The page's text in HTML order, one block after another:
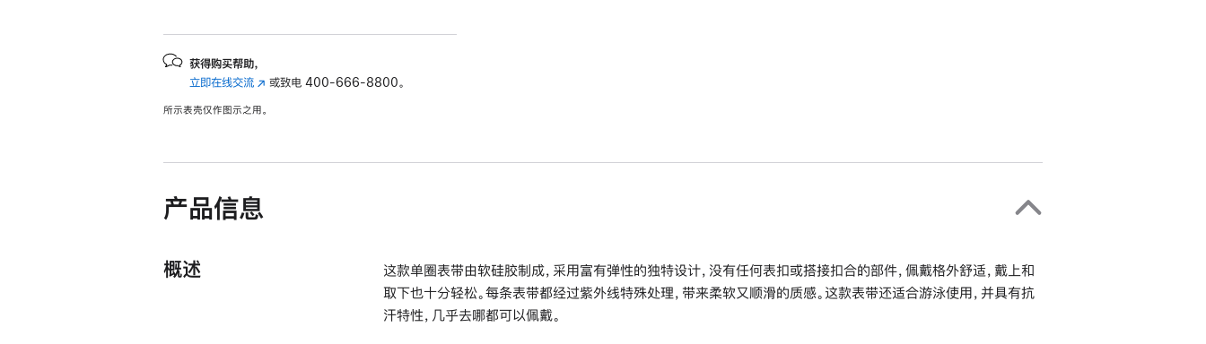
获得购买帮助，
立即在线交流 (在 或致电400-666-8800。
所示表壳仅作图示之用。
产品信息
概述
这款单圈表带由软硅胶制成，采用富有弹性的独特设计，没有任何表扣或搭接扣合的部件，佩戴格外舒适，戴上和
取下也十分轻松。每条表带都经过紫外线特殊处理，带来柔软又顺滑的质感。这款表带还适合游泳使用，并具有抗
汗特性，几乎去哪都可以佩戴。